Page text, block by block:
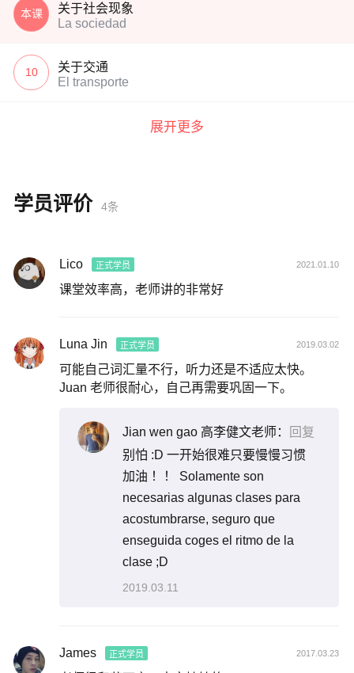
本课
关于社会现象
La sociedad
10
关于交通
El transporte
展开更多
学员评价 4条
Lico 正式学员 2021.01.10
课堂效率高，老师讲的非常好
Luna Jin 正式学员 2019.03.02
可能自己词汇量不行，听力还是不适应太快。
Juan 老师很耐心，自己再需要巩固一下。
Jian wen gao 高李健文老师：
回复
别怕 :D 一开始很难只要慢慢习惯
加油 ！！ Solamente son
necesarias algunas clases para
acostumbrarse, seguro que
enseguida coges el ritmo de la
clase ;D
2019.03.11
James 正式学员 2017.03.23